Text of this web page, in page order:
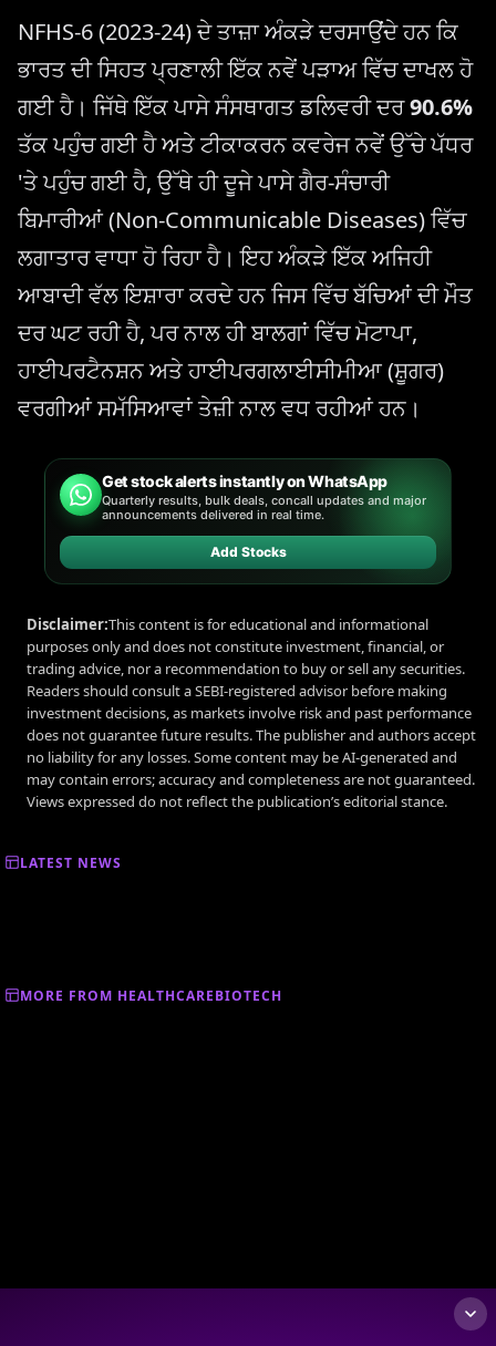
NFHS-6 (2023-24) ਦੇ ਤਾਜ਼ਾ ਅੰਕੜੇ ਦਰਸਾਉਂਦੇ ਹਨ ਕਿ
ਭਾਰਤ ਦੀ ਸਿਹਤ ਪ੍ਰਣਾਲੀ ਇੱਕ ਨਵੇਂ ਪੜਾਅ ਵਿੱਚ ਦਾਖਲ ਹੋ
ਗਈ ਹੈ। ਜਿੱਥੇ ਇੱਕ ਪਾਸੇ ਸੰਸਥਾਗਤ ਡਲਿਵਰੀ ਦਰ90.6%
ਤੱਕ ਪਹੁੰਚ ਗਈ ਹੈ ਅਤੇ ਟੀਕਾਕਰਨ ਕਵਰੇਜ ਨਵੇਂ ਉੱਚੇ ਪੱਧਰ
'ਤੇ ਪਹੁੰਚ ਗਈ ਹੈ, ਉੱਥੇ ਹੀ ਦੂਜੇ ਪਾਸੇ ਗੈਰ-ਸੰਚਾਰੀ
ਬਿਮਾਰੀਆਂ (Non-Communicable Diseases) ਵਿੱਚ
ਲਗਾਤਾਰ ਵਾਧਾ ਹੋ ਰਿਹਾ ਹੈ। ਇਹ ਅੰਕੜੇ ਇੱਕ ਅਜਿਹੀ
ਆਬਾਦੀ ਵੱਲ ਇਸ਼ਾਰਾ ਕਰਦੇ ਹਨ ਜਿਸ ਵਿੱਚ ਬੱਚਿਆਂ ਦੀ ਮੌਤ
ਦਰ ਘਟ ਰਹੀ ਹੈ, ਪਰ ਨਾਲ ਹੀ ਬਾਲਗਾਂ ਵਿੱਚ ਮੋਟਾਪਾ,
ਹਾਈਪਰਟੈਨਸ਼ਨ ਅਤੇ ਹਾਈਪਰਗਲਾਈਸੀਮੀਆ (ਸ਼ੂਗਰ)
ਵਰਗੀਆਂ ਸਮੱਸਿਆਵਾਂ ਤੇਜ਼ੀ ਨਾਲ ਵਧ ਰਹੀਆਂ ਹਨ।
Get stock alerts instantly on WhatsApp
Quarterly results, bulk deals, concall updates and major
announcements delivered in real time.
Add Stocks
Disclaimer:This content is for educational and informational
purposes only and does not constitute investment, financial, or
trading advice, nor a recommendation to buy or sell any securities.
Readers should consult a SEBI-registered advisor before making
investment decisions, as markets involve risk and past performance
does not guarantee future results. The publisher and authors accept
no liability for any losses. Some content may be AI-generated and
may contain errors; accuracy and completeness are not guaranteed.
Views expressed do not reflect the publication’s editorial stance.
LATEST NEWS
MORE FROM HEALTHCAREBIOTECH